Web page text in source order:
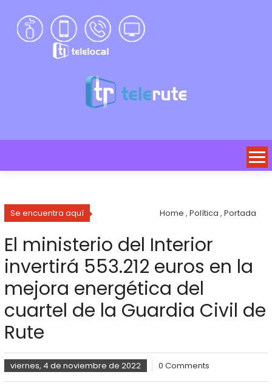
Se encuentra aquí Home ,Política ,Portada
El ministerio del Interior
invertirá 553.212 euros en la
mejora energética del
cuartel de la Guardia Civil de
Rute
viernes, 4 de noviembre de 2022 0 Comments